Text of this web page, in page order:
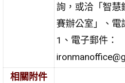
詢，或洽「智慧
賽辦公室」、
1、電子郵件：
相關附件